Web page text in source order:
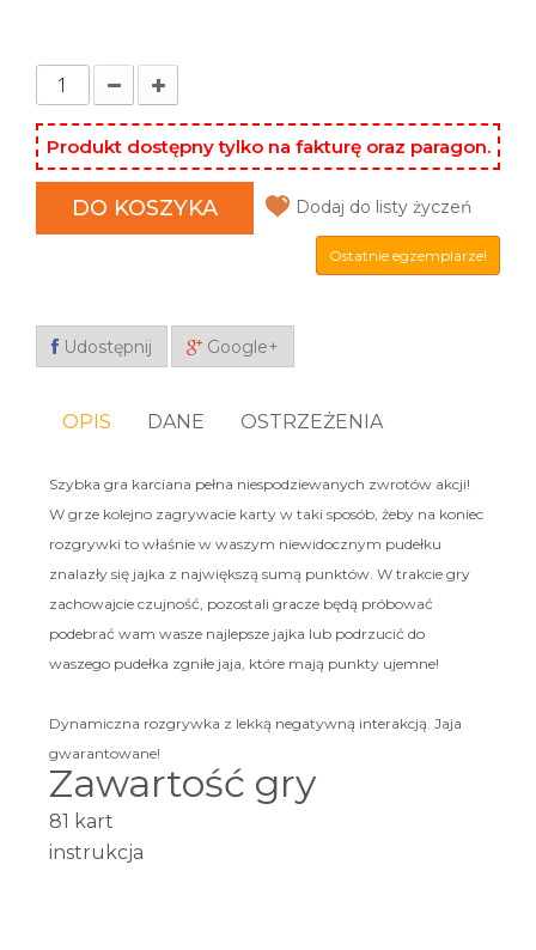
Produkt dostępny tylko na fakturę oraz paragon.
DO KOSZYKA Dodaj do listy życzeń
Ostatnie egzemplarze!
Udostępnij Google+
OPIS DANE OSTRZEŻENIA
Szybka gra karciana pełna niespodziewanych zwrotów akcji!
W grze kolejno zagrywacie karty w taki sposób, żeby na koniec
rozgrywki to właśnie w waszym niewidocznym pudełku
znalazły się jajka z największą sumą punktów. W trakcie gry
zachowajcie czujność, pozostali gracze będą próbować
podebrać wam wasze najlepsze jajka lub podrzucić do
waszego pudełka zgniłe jaja, które mają punkty ujemne!
Dynamiczna rozgrywka z lekką negatywną interakcją. Jaja
gwarantowane!
Zawartość gry
81 kart
instrukcja